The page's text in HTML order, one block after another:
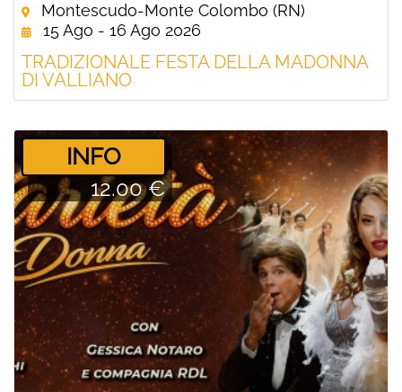
Montescudo-Monte Colombo (RN)
15 Ago - 16 Ago 2026
TRADIZIONALE FESTA DELLA MADONNA
DI VALLIANO
­INFO
12.00 €